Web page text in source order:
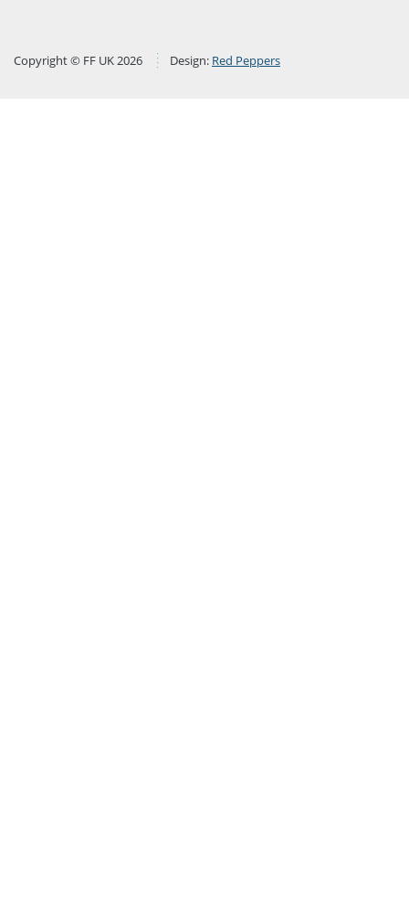
Copyright © FF UK 2026 Design: Red Peppers